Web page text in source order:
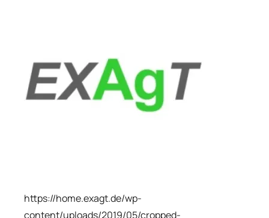
https://home.exagt.de/wp-
content/uploads/2019/05/cropped-